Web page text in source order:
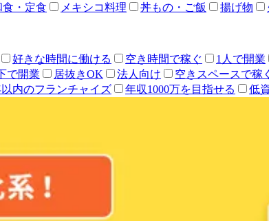
食・定食 メキシコ料理 丼もの・ご飯 揚げ物
好きな時間に働ける 空き時間で稼ぐ 1人で開業
で開業 居抜きOK 法人向け 空きスペースで稼
内のフランチャイズ 年収1000万を目指せる 低